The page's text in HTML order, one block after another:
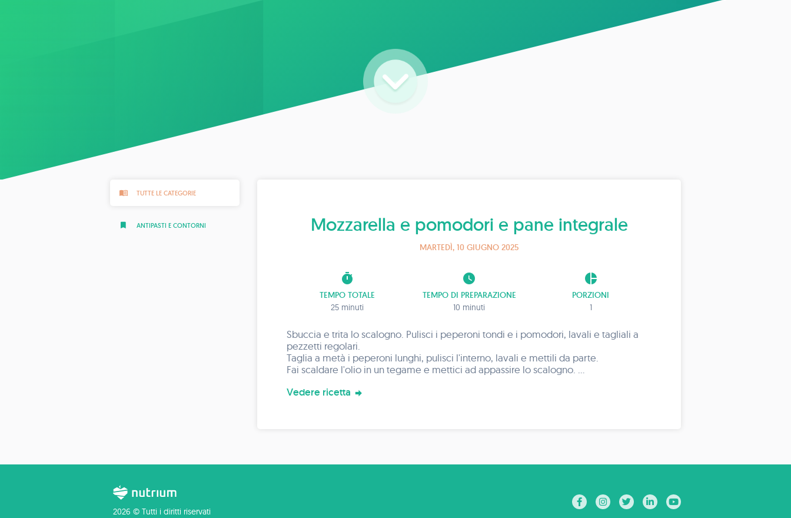
TUTTE LE CATEGORIE
ANTIPASTI E CONTORNI Mozzarella e pomodori e pane integrale
MARTEDÌ, 10 GIUGNO 2025
timer
TEMPO TOTALE
25 minuti
watch_later
TEMPO DI PREPARAZIONE
10 minuti
pie_chart
PORZIONI
1
Sbuccia e trita lo scalogno. Pulisci i peperoni tondi e i pomodori, lavali e tagliali a
pezzetti regolari.
Taglia a metà i peperoni lunghi, pulisci l'interno, lavali e mettili da parte.
Fai scaldare l'olio in un tegame e mettici ad appassire lo scalogno.
e lascia cuocere a recipiente coperto per 10-12 minuti regolando di sale. Termina
Vedere ricetta
2026 © Tutti i diritti riservati